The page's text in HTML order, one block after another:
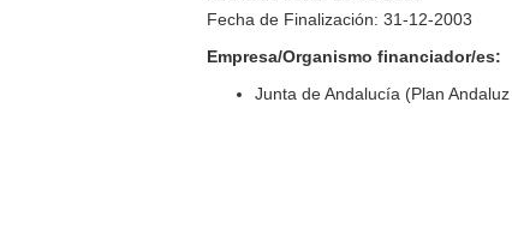
Fecha de Finalización: 31-12-2003
Empresa/Organismo financiador/es:
Junta de Andalucía (Plan